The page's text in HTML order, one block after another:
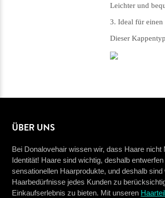
Leichter und
3. Ideal für
Dieser
ÜBER UNS
Bei Donalovehair wissen wir, dass Haare
Identität! Haare sind wichtig, deshalb
sensationellen Haarprodukte, und deshalb
Haarbedürfnisse jedes Kunden zu
Einkaufserlebnis zu bieten. Mit unseren Haarteil